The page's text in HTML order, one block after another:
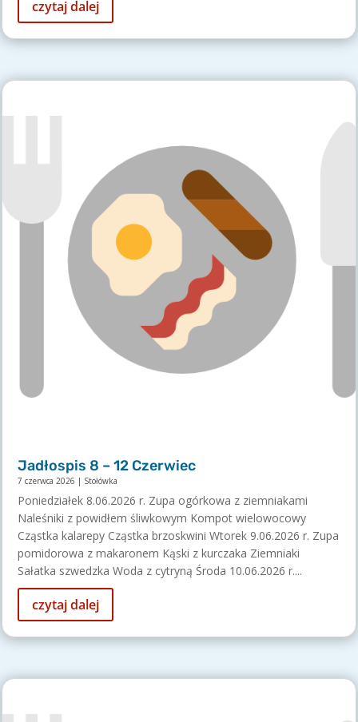
czytaj dalej
Jadłospis 8 – 12 Czerwiec
7 czerwca 2026 | Stołówka
Poniedziałek 8.06.2026 r. Zupa ogórkowa z ziemniakami
Naleśniki z powidłem śliwkowym Kompot wielowocowy
Cząstka kalarepy Cząstka brzoskwini Wtorek 9.06.2026 r. Zupa
pomidorowa z makaronem Kąski z kurczaka Ziemniaki
Sałatka szwedzka Woda z cytryną Środa 10.06.2026 r....
czytaj dalej